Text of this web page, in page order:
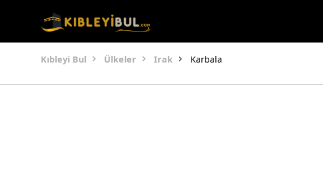
Kıbleyi Bul Ülkeler Irak Karbala